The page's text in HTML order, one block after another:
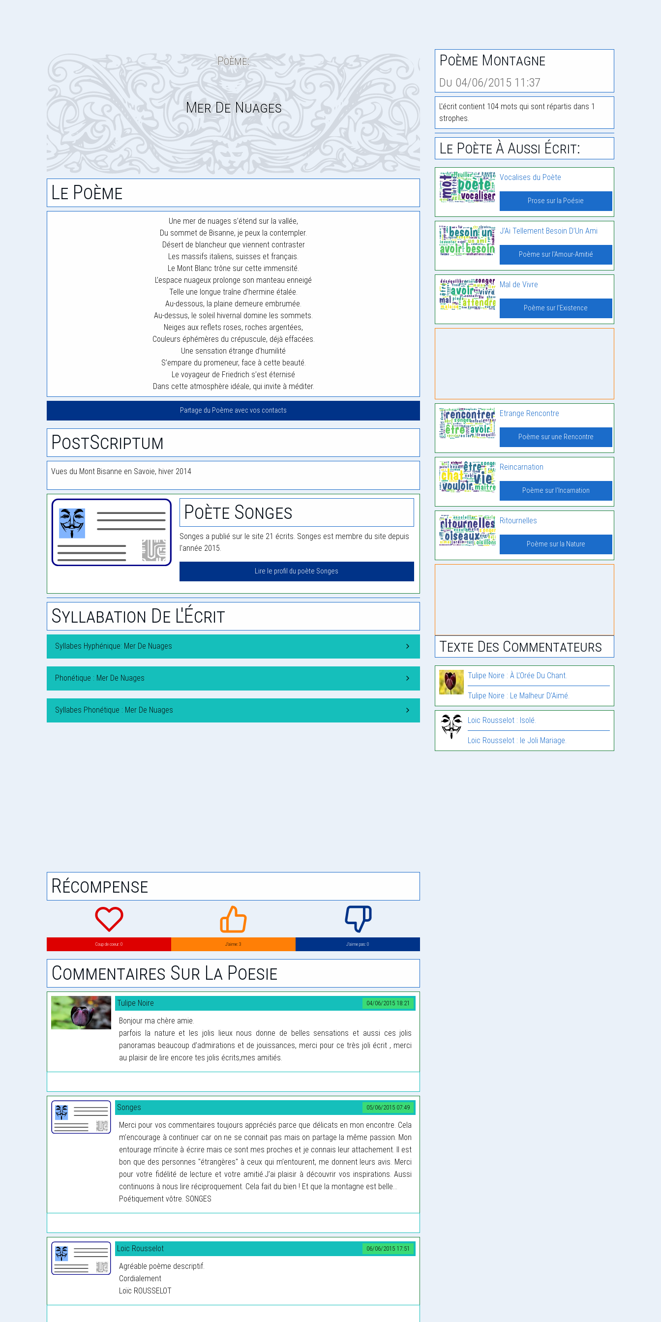
Poème:
Mer De Nuages
Le Poème
Une mer de nuages s’étend sur la vallée,
Du sommet de Bisanne, je peux la contempler.
Désert de blancheur que viennent contraster
Les massifs italiens, suisses et français.
Le Mont Blanc trône sur cette immensité.
L’espace nuageux prolonge son manteau enneigé
Telle une longue traîne d’hermine étalée.
Au-dessous, la plaine demeure embrumée.
Au-dessus, le soleil hivernal domine les sommets.
Neiges aux reflets roses, roches argentées,
Couleurs éphémères du crépuscule, déjà effacées.
Une sensation étrange d’humilité
S’empare du promeneur, face à cette beauté.
Le voyageur de Friedrich s’est éternisé
Dans cette atmosphère idéale, qui invite à méditer.
Partage du Poème avec vos contacts
PostScriptum
Vues du Mont Bisanne en Savoie, hiver 2014
Poète Songes
Songes a publié sur le site 21 écrits. Songes est membre du site depuis
l'année 2015.
Lire le profil du poète Songes
Syllabation De L'Écrit
Syllabes Hyphénique: Mer De Nuages
Phonétique : Mer De Nuages
Syllabes Phonétique : Mer De Nuages
Récompense
Coup de coeur: 0 J’aime: 3 J’aime pas: 0
Commentaires Sur La Poesie
04/06/2015 18:21
Tulipe Noire
Bonjour ma chère amie.
parfois la nature et les jolis lieux nous donne de belles sensations et aussi ces jolis
panoramas beaucoup d’admirations et de jouissances, merci pour ce très joli écrit , merci
au plaisir de lire encore tes jolis écrits,mes amitiés.
05/06/2015 07:49
Songes
Merci pour vos commentaires toujours appréciés parce que délicats en mon encontre. Cela
m’encourage à continuer car on ne se connait pas mais on partage la même passion. Mon
entourage m’incite à écrire mais ce sont mes proches et je connais leur attachement. Il est
bon que des personnes "étrangères" à ceux qui m’entourent, me donnent leurs avis. Merci
pour votre fidélité de lecture et votre amitié.J’ai plaisir à découvrir vos inspirations. Aussi
continuons à nous lire réciproquement. Cela fait du bien ! Et que la montagne est belle...
Poétiquement vôtre. SONGES
06/06/2015 17:51
Loic Rousselot
Agréable poème descriptif.
Cordialement
Loïc ROUSSELOT
Poème Montagne
Du 04/06/2015 11:37
L'écrit contient 104 mots qui sont répartis dans 1
strophes.
Le Poète À Aussi Écrit:
Vocalises du Poète
Prose sur la Poésie
J’Ai Tellement Besoin D’Un Ami
Poème sur l'Amour-Amitié
Mal de Vivre
Poème sur l'Existence
Etrange Rencontre
Poème sur une Rencontre
Reincarnation
Poème sur l'Incarnation
Ritournelles
Poème sur la Nature
Texte Des Commentateurs
Tulipe Noire : À L’Orée Du Chant.
Tulipe Noire : Le Malheur D’Aimé.
Loic Rousselot : Isolé.
Loic Rousselot : le Joli Mariage.